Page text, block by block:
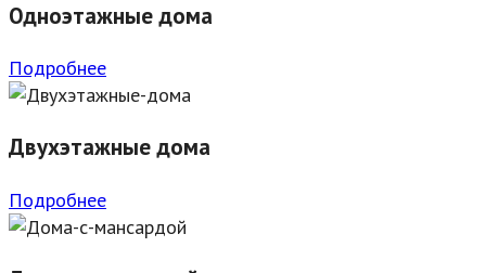
Одноэтажные дома
Подробнее
Двухэтажные дома
Подробнее